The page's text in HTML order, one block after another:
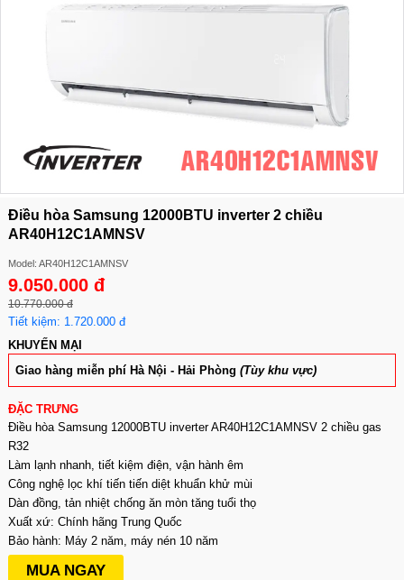
Điều hòa Samsung 12000BTU inverter 2 chiều
AR40H12C1AMNSV
Model: AR40H12C1AMNSV
9.050.000 đ
10.770.000 đ
Tiết kiệm: 1.720.000 đ
KHUYẾN MẠI
Giao hàng miễn phí Hà Nội - Hải Phòng (Tùy khu vực)
ĐẶC TRƯNG
Điều hòa Samsung 12000BTU inverter AR40H12C1AMNSV 2 chiều gas
R32
Làm lạnh nhanh, tiết kiệm điện, vận hành êm
Công nghệ lọc khí tiến tiến diệt khuẩn khử mùi
Dàn đồng, tản nhiệt chống ăn mòn tăng tuổi thọ
Xuất xứ: Chính hãng Trung Quốc
Bảo hành: Máy 2 năm, máy nén 10 năm
MUA NGAY